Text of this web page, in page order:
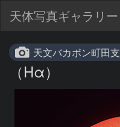
天体写真ギャラリー
天文バカボン町田
（Hα）